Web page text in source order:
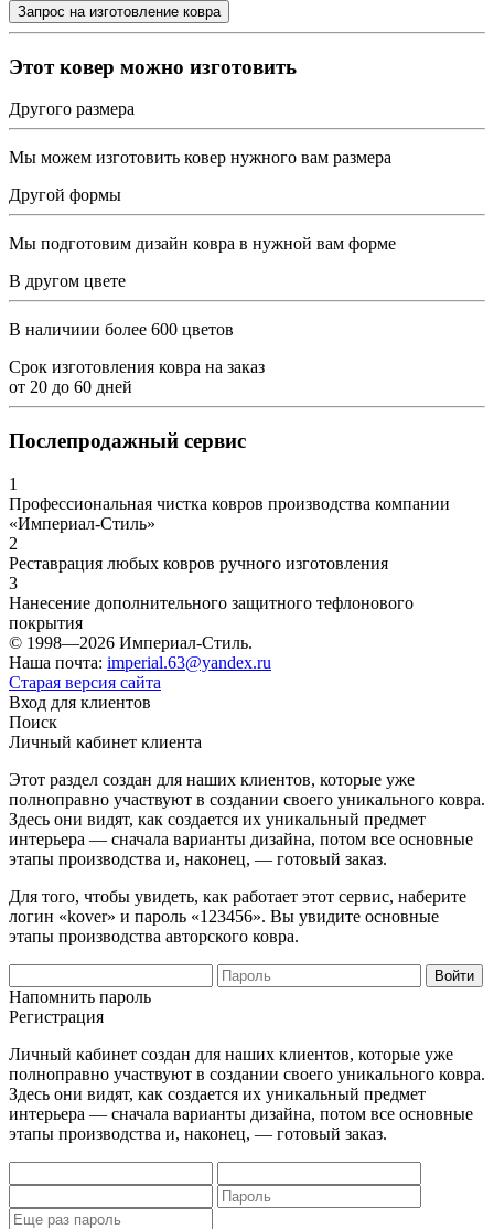
Этот ковер можно изготовить
Другого размера
Мы можем изготовить ковер нужного вам размера
Другой формы
Мы подготовим дизайн ковра в нужной вам форме
В другом цвете
В наличиии более 600 цветов
Срок изготовления ковра на заказ
от 20 до 60 дней
Послепродажный сервис
1
Профессиональная чистка ковров производства компании
«Империал-Стиль»
2
Реставрация любых ковров ручного изготовления
3
Нанесение дополнительного защитного тефлонового
покрытия
© 1998—2026 Империал-Стиль.
Наша почта: imperial.63@yandex.ru
Старая версия сайта
Вход для клиентов
Поиск
Личный кабинет клиента
Этот раздел создан для наших клиентов, которые уже
полноправно участвуют в создании своего уникального ковра.
Здесь они видят, как создается их уникальный предмет
интерьера — сначала варианты дизайна, потом все основные
этапы производства и, наконец, — готовый заказ.
Для того, чтобы увидеть, как работает этот сервис, наберите
логин «kover» и пароль «123456». Вы увидите основные
этапы производства авторского ковра.
Напомнить пароль
Регистрация
Личный кабинет создан для наших клиентов, которые уже
полноправно участвуют в создании своего уникального ковра.
Здесь они видят, как создается их уникальный предмет
интерьера — сначала варианты дизайна, потом все основные
этапы производства и, наконец, — готовый заказ.